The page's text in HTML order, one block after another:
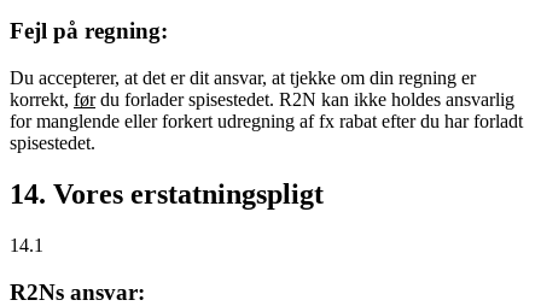
Fejl på regning:
Du accepterer, at det er dit ansvar, at tjekke om din regning er
korrekt, førdu forlader spisestedet. R2N kan ikke holdes ansvarlig
for manglende eller forkert udregning af fx rabat efter du har forladt
spisestedet.
14. Vores erstatningspligt
14.1
R2Ns ansvar: